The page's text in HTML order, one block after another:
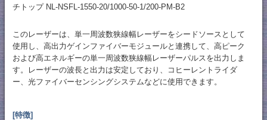
チトップ NL-NSFL-1550-20/1000-50-1/200-PM-B2
このレーザーは、単一周波数狭線幅レーザーをシードソースとして
使用し、高出力ゲインファイバーモジュールと連携して、高ピーク
および高エネルギーの単一周波数狭線幅レーザーパルスを出力しま
す。レーザーの波長と出力は安定しており、コヒーレントライダ
ー、光ファイバーセンシングシステムなどに使用できます。
[特徴]